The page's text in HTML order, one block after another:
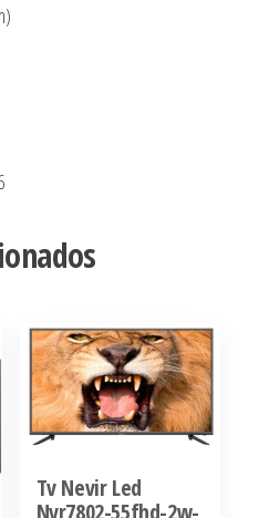
Tv Nevir Led
Nvr7802-55fhd-2w-